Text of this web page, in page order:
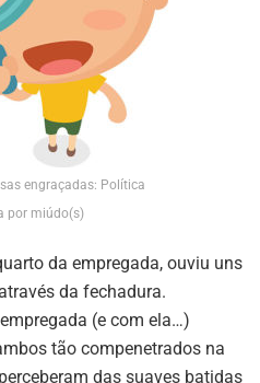
engraçadas: Política
por miúdo(s)
da empregada, ouviu uns
da fechadura.
(e com ela…)
tão compenetrados na
das suaves batidas